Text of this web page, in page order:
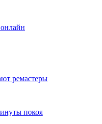
ремастеры
покоя